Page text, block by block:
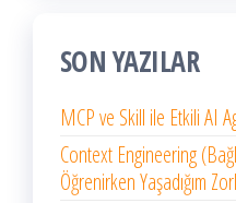
SON YAZILAR
MCP ve Skill ile Etkili AI
Context Engineering
Öğrenirken Yaşadığım